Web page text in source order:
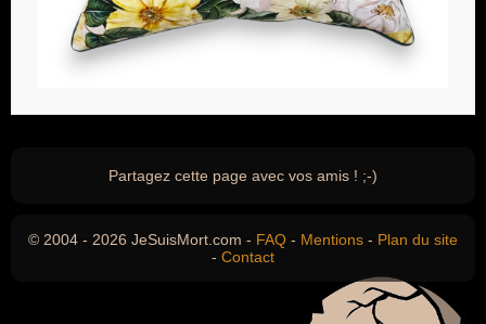
Partagez cette page avec vos amis ! ;-)
© 2004 - 2026 JeSuisMort.com - FAQ - Mentions - Plan du site
- Contact